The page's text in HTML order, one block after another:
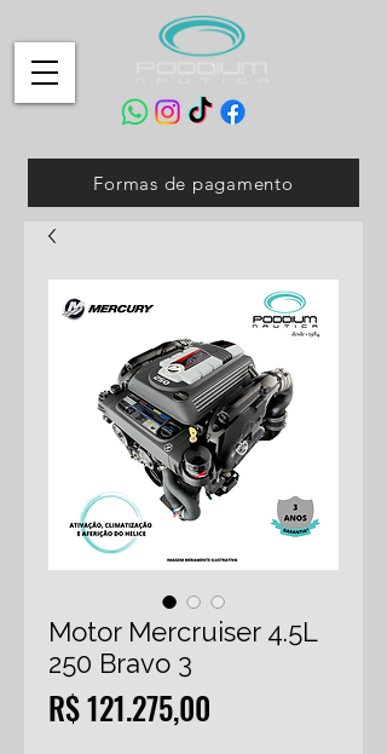
Formas de pagamento
Motor Mercruiser 4.5L
250 Bravo 3
R$ 121.275,00